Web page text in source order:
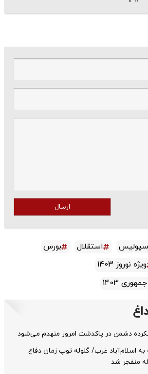
ارسال
استقلال
بورس
ویژه نوروز 1403
1403
دشمن در پاکدشت امروز منهدم می‌شود
اسلام‌آباد غرب/ گلوله توپ زمان دفاع